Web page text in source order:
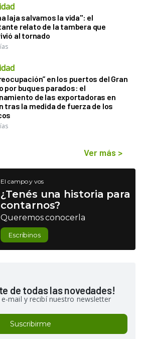
laja salvamos la vida": el
relato de la tambera que
al tornado
en los puertos del Gran
por buques parados: el
de las exportadoras en
tras la medida de fuerza de los
Ver más >
El campo y vos
¿Tenés una historia para
contarnos?
Queremos conocerla
Escribinos
de todas las novedades!
mail y recibí nuestro newsletter
Suscribirme